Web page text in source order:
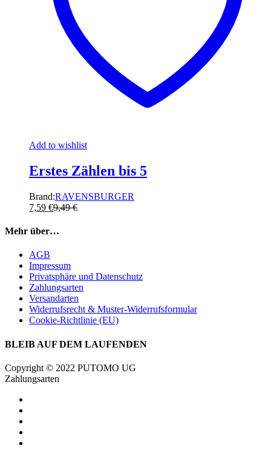
Add to wishlist
Erstes Zählen bis 5
Brand:RAVENSBURGER
7,59 €9,49€
Mehr über…
AGB
Impressum
Privatsphäre und Datenschutz
Zahlungsarten
Versandarten
Widerrufsrecht & Muster-Widerrufsformular
Cookie-Richtlinie (EU)
BLEIB AUF DEM LAUFENDEN
Copyright © 2022 PUTOMO UG
Zahlungsarten